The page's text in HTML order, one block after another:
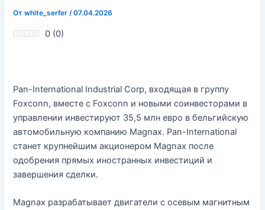
Отwhite_serfer /07.04.2026
0 (0)
Pan-International Industrial Corp, входящая в группу
Foxconn, вместе с Foxconn и новыми соинвесторами в
управлении инвестируют 35,5 млн евро в бельгийскую
автомобильную компанию Magnax. Pan-International
станет крупнейшим акционером Magnax после
одобрения прямых иностранных инвестиций и
завершения сделки.
Magnax разрабатывает двигатели с осевым магнитным